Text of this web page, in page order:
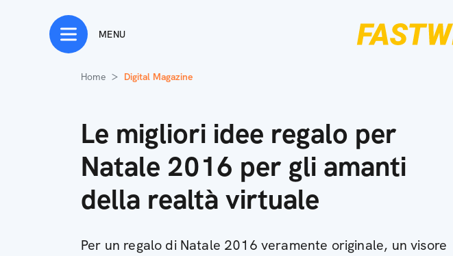
MENU
Home Digital Magazine
Le migliori idee regalo per
Natale 2016 per gli amanti
della realtà virtuale
Per un regalo di Natale 2016 veramente originale, un visore